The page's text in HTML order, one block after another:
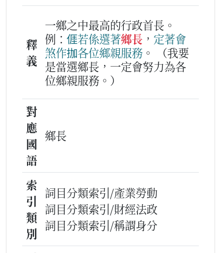
釋
義
一鄉之中最高的行政首長。
例： 𠊎若係選著鄉長 ， 定著會
煞作拁各位鄉親服務 。
（我要
是當選鄉長，一定會努力為各
位鄉親服務。）
對
應
國
語
鄉長
索
引
類
別
詞目分類索引/產業勞動
詞目分類索引/財經法政
詞目分類索引/稱謂身分